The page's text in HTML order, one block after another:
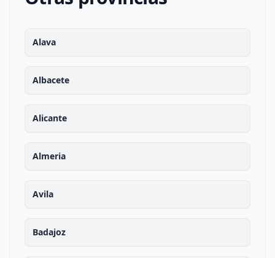
Alava
Albacete
Alicante
Almeria
Avila
Badajoz